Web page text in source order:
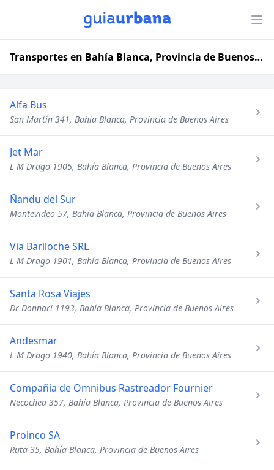
Transportes en Bahía Blanca, Provincia de Buenos Aires
Alfa Bus
San Martín 341, Bahía Blanca, Provincia de Buenos Aires
Jet Mar
L M Drago 1905, Bahía Blanca, Provincia de Buenos Aires
Ñandu del Sur
Montevideo 57, Bahía Blanca, Provincia de Buenos Aires
Via Bariloche SRL
L M Drago 1901, Bahía Blanca, Provincia de Buenos Aires
Santa Rosa Viajes
Dr Donnari 1193, Bahía Blanca, Provincia de Buenos Aires
Andesmar
L M Drago 1940, Bahía Blanca, Provincia de Buenos Aires
Compañia de Omnibus Rastreador Fournier
Necochea 357, Bahía Blanca, Provincia de Buenos Aires
Proinco SA
Ruta 35, Bahía Blanca, Provincia de Buenos Aires